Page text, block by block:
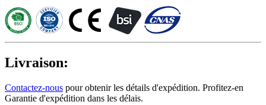
Livraison:
Contactez-nous pour obtenir les détails d'expédition. Profitez-en
Garantie d'expédition dans les délais.